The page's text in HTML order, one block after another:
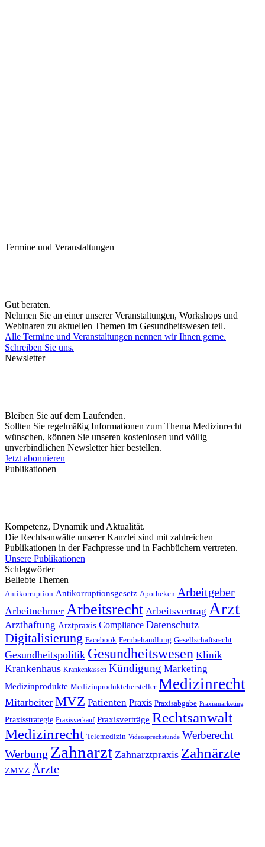
Termine und Veranstaltungen
Gut beraten.
Nehmen Sie an einer unserer Veranstaltungen, Workshops und
Webinaren zu aktuellen Themen im Gesundheitswesen teil.
Alle Termine und Veranstaltungen nennen wir Ihnen gerne.
Schreiben Sie uns.
Newsletter
Bleiben Sie auf dem Laufenden.
Sollten Sie regelmäßig Informationen zum Thema Medizinrecht
wünschen, können Sie unseren kostenlosen und völlig
unverbindlichen Newsletter hier bestellen.
Jetzt abonnieren
Publikationen
Kompetenz, Dynamik und Aktualität.
Die Rechtsanwälte unserer Kanzlei sind mit zahlreichen
Publikationen in der Fachpresse und in Fachbüchern vertreten.
Unsere Publikationen
Schlagwörter
Beliebte Themen
Antikorruption Antikorruptionsgesetz Apotheken Arbeitgeber
Arbeitnehmer Arbeitsrecht Arbeitsvertrag Arzt
Arzthaftung Arztpraxis Compliance Datenschutz
Digitalisierung Facebook Fernbehandlung Gesellschaftsrecht
Gesundheitspolitik Gesundheitswesen Klinik
Krankenhaus Krankenkassen Kündigung Marketing
Medizinprodukte Medizinproduktehersteller Medizinrecht
Mitarbeiter MVZ Patienten Praxis Praxisabgabe Praxismarketing
Praxisstrategie Praxisverkauf Praxisverträge Rechtsanwalt
Medizinrecht Telemedizin Videosprechstunde Werberecht
Werbung Zahnarzt Zahnarztpraxis Zahnärzte
ZMVZ Ärzte